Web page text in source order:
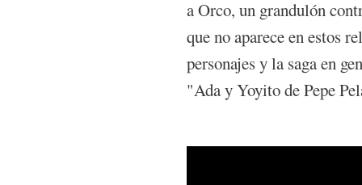
a Orco, un grandulón
que no aparece en estos
personajes y la saga en
"Ada y Yoyito de Pepe